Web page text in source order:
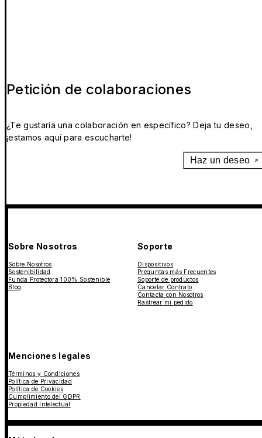
Petición de colaboraciones
¿Te gustaría una colaboración en específico? Deja tu deseo,
¡estamos aquí para escucharte!
Haz un deseo
Sobre Nosotros
Sobre Nosotros
Sostenibilidad
Funda Protectora 100% Sostenible
Blog
Soporte
Dispositivos
Preguntas más Frecuentes
Soporte de productos
Cancelar Contrato
Contacta con Nosotros
Rastrear mi pedido
Menciones legales
Términos y Condiciones
Política de Privacidad
Política de Cookies
Cumplimiento del GDPR
Propiedad Intelectual